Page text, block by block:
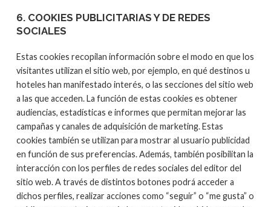
6. COOKIES PUBLICITARIAS Y DE REDES
SOCIALES
Estas cookies recopilan información sobre el modo en que los
visitantes utilizan el sitio web, por ejemplo, en qué destinos u
hoteles han manifestado interés, o las secciones del sitio web
a las que acceden. La función de estas cookies es obtener
audiencias, estadísticas e informes que permitan mejorar las
campañas y canales de adquisición de marketing. Estas
cookies también se utilizan para mostrar al usuario publicidad
en función de sus preferencias. Además, también posibilitan la
interacción con los perfiles de redes sociales del editor del
sitio web. A través de distintos botones podrá acceder a
dichos perfiles, realizar acciones como “seguir” o “me gusta” o